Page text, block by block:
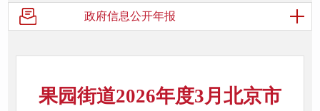
政府信息公开年报
果园街道2026年度3月北京市